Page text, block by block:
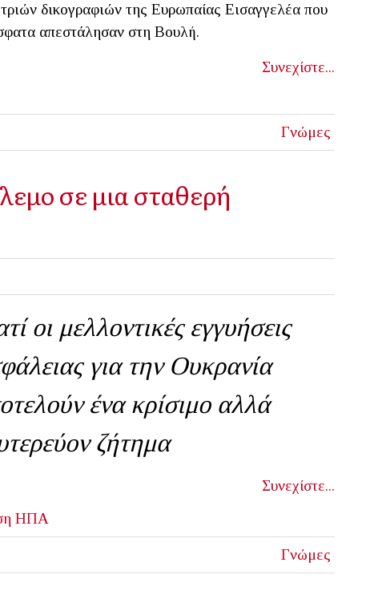
δικογραφιών της Ευρωπαίας Εισαγγελέα που
απεστάλησαν στη Βουλή.
Συνεχίστε...
Γνώμες
σε μια σταθερή
οι μελλοντικές εγγυήσεις
για την Ουκρανία
ένα κρίσιμο αλλά
ζήτημα
Συνεχίστε...
ΗΠΑ
Γνώμες